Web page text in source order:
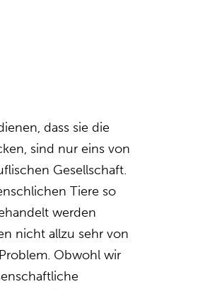
dass sie die
sind nur eins von
Gesellschaft.
Tiere so
werden
nicht allzu sehr von
Obwohl wir